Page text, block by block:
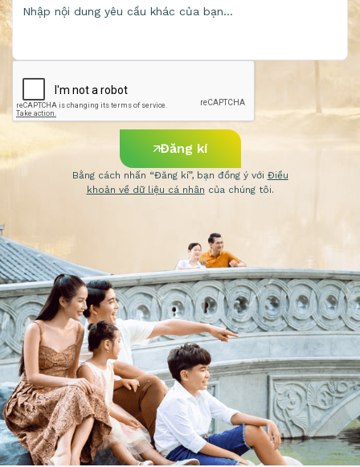
Bằng cách nhấn “Đăng kí”, bạn đồng ý với Điều
khoản về dữ liệu cá nhân của chúng tôi.
Đăng kí